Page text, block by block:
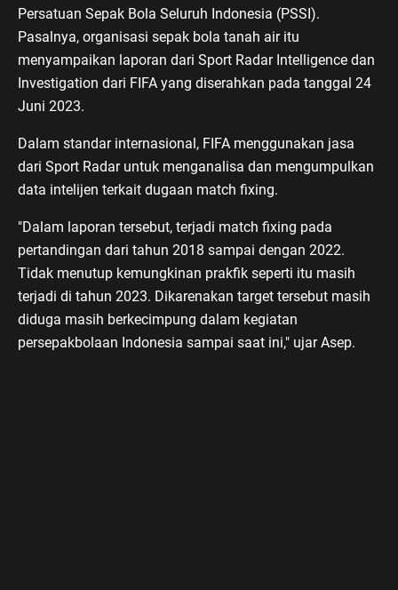
Persatuan Sepak Bola Seluruh Indonesia (PSSI).
Pasalnya, organisasi sepak bola tanah air itu
menyampaikan laporan dari Sport Radar Intelligence dan
Investigation dari FIFA yang diserahkan pada tanggal 24
Juni 2023.
Dalam standar internasional, FIFA menggunakan jasa
dari Sport Radar untuk menganalisa dan mengumpulkan
data intelijen terkait dugaan match fixing.
"Dalam laporan tersebut, terjadi match fixing pada
pertandingan dari tahun 2018 sampai dengan 2022.
Tidak menutup kemungkinan prakfik seperti itu masih
terjadi di tahun 2023. Dikarenakan target tersebut masih
diduga masih berkecimpung dalam kegiatan
persepakbolaan Indonesia sampai saat ini," ujar Asep.